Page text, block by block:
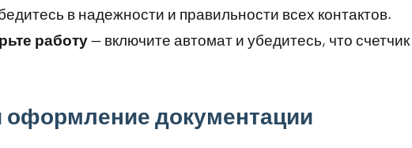
в надежности и правильности всех контактов.
работу— включите автомат и убедитесь, что счетчик
оформление документации